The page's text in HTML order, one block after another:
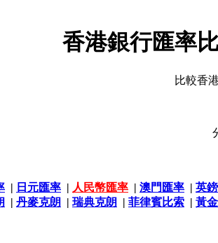
香港銀行匯率
比較香
| 日元匯率 | 人民幣匯率 | 澳門匯率 | 英
| 丹麥克朗 | 瑞典克朗 | 菲律賓比索 | 黃